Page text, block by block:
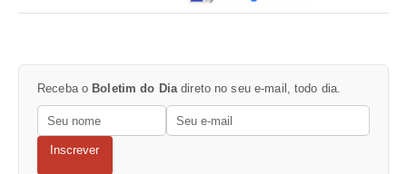
Receba o Boletim do Dia direto no seu e-mail, todo dia.
Inscrever